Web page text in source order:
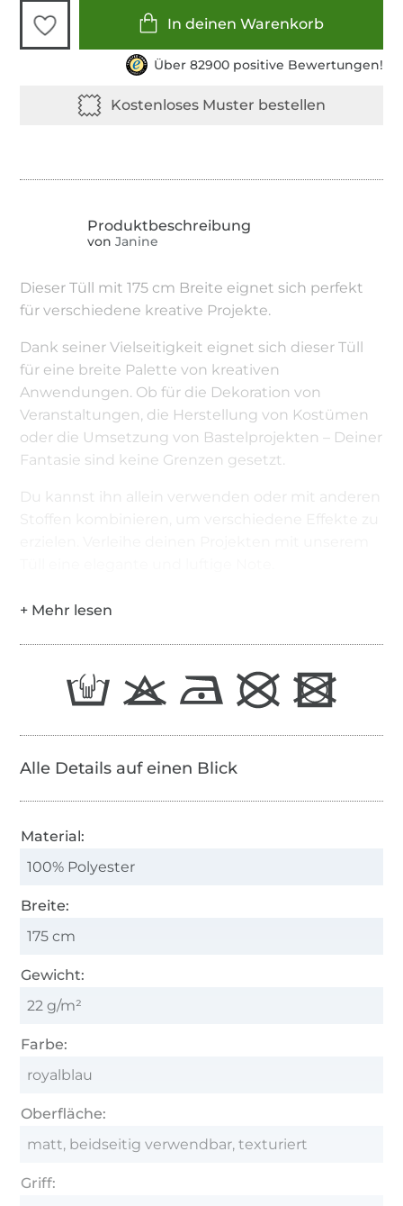
In deinen Warenkorb
Über 82900 positive Bewertungen!
von Janine
Dieser Tüll mit 175 cm Breite eignet sich perfekt
für verschiedene kreative Projekte.
Dank seiner Vielseitigkeit eignet sich dieser Tüll
für eine breite Palette von kreativen
Anwendungen. Ob für die Dekoration von
Veranstaltungen, die Herstellung von Kostümen
oder die Umsetzung von Bastelprojekten – Deiner
Fantasie sind keine Grenzen gesetzt.
Du kannst ihn allein verwenden oder mit anderen
Alle Details auf einen Blick
Material:
100% Polyester
Breite:
175 cm
Gewicht:
22 g/m²
Farbe:
royalblau
Oberfläche:
matt, beidseitig verwendbar, texturiert
Griff: